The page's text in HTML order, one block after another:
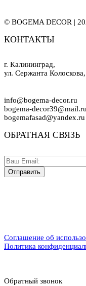
© BOGEMA DECOR |
КОНТАКТЫ
г. Калининград,
ул. Сержанта
info@bogema-decor.ru
bogema-decor39@mail.ru
bogemafasad@yandex.ru
ОБРАТНАЯ СВЯЗЬ
Соглашение об
Политика
Обратный звонок